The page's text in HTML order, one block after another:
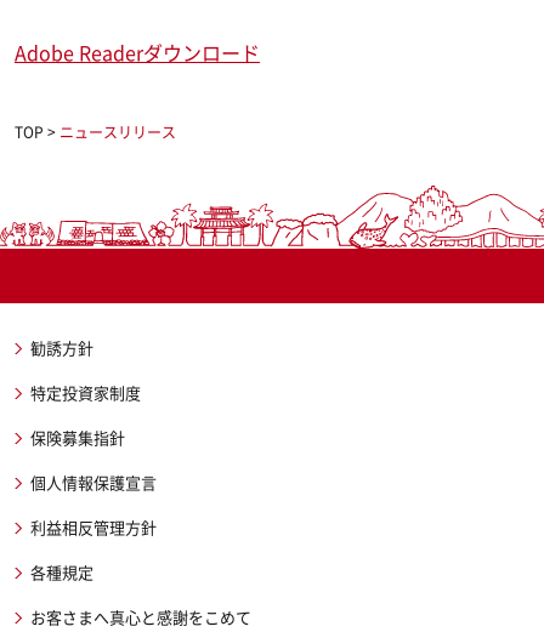
Adobe Readerダウンロード
TOP > ニュースリリース
勧誘方針
特定投資家制度
保険募集指針
個人情報保護宣言
利益相反管理方針
各種規定
お客さまへ真心と感謝をこめて